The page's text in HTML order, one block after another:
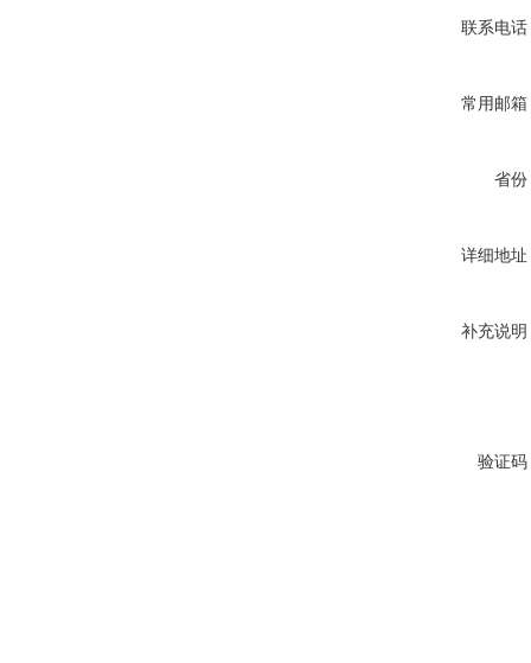
联系电话
常用邮箱
省份
详细地址
补充说明
验证码